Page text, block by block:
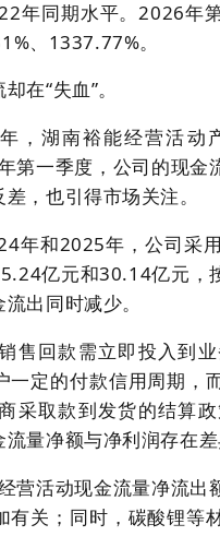
年同期水平。2026年
、1337.77%。
在“失血”。
，湖南裕能经营活动
第一季度，公司的现金
，也引得市场关注。
年和2025年，公司采
亿元和30.14亿元，
出同时减少。
售回款需立即投入到
一定的付款信用周期，
采取款到发货的结算
量净额与净利润存在差
营活动现金流量净流出
有关；同时，碳酸锂等